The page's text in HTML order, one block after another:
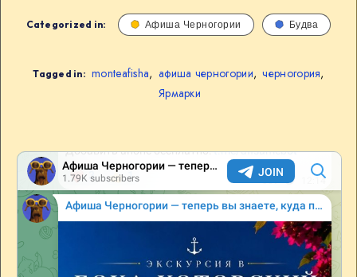
Categorized in: Афиша Черногории Будва
Tagged in: monteafisha, афиша черногории, черногория,
Ярмарки